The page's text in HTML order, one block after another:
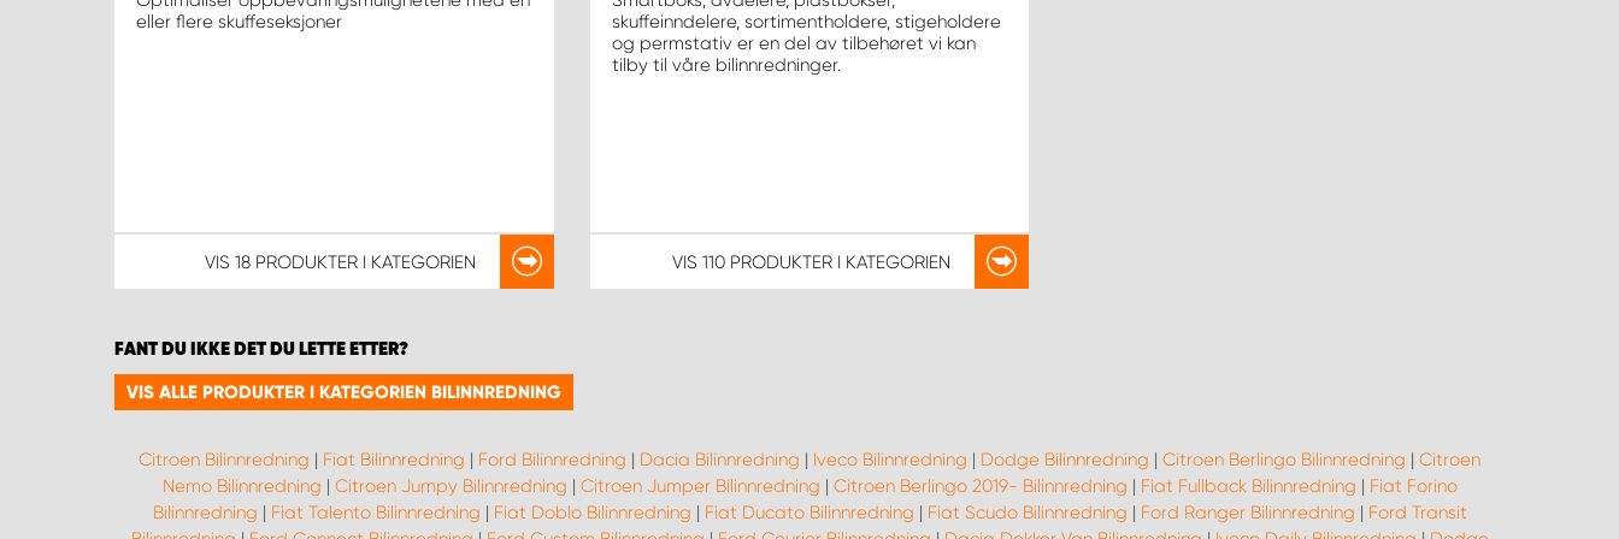
eller flere skuffeseksjoner
VIS 18 PRODUKTERI KATEGORIEN
skuffeinndelere, sortimentholdere, stigeholdere
og permstativ er en del av tilbehøret vi kan
tilby til våre bilinnredninger.
VIS110 PRODUKTER I KATEGORIEN
FANT DU IKKE DET DU LETTE ETTER?
VIS ALLE PRODUKTER I KATEGORIEN BILINNREDNING
Citroen Bilinnredning | Fiat Bilinnredning | Ford Bilinnredning | Dacia Bilinnredning | Iveco Bilinnredning | Dodge Bilinnredning | Citroen Berlingo Bilinnredning | Citroen
Nemo Bilinnredning | Citroen Jumpy Bilinnredning | Citroen Jumper Bilinnredning | Citroen Berlingo 2019- Bilinnredning | Fiat Fullback Bilinnredning | Fiat Forino
Bilinnredning | Fiat Talento Bilinnredning | Fiat Doblo Bilinnredning | Fiat Ducato Bilinnredning | Fiat Scudo Bilinnredning | Ford Ranger Bilinnredning | Ford Transit